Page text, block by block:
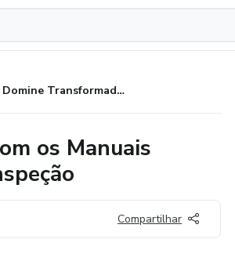
Domine Transformadores e Subestações com os Manuais Essenciais: Manutenção & Diagnóstico e Inspeção
os Manuais
Compartilhar